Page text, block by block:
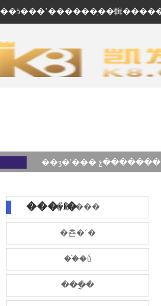
��ʒ�ʹ��� չ�������
���ÿſ���˾���
�쵼�´�
��֯�ṹ
���̷ֲ�